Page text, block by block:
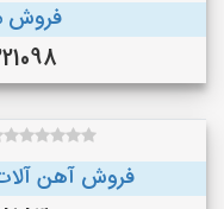
فروش
فروش آهن